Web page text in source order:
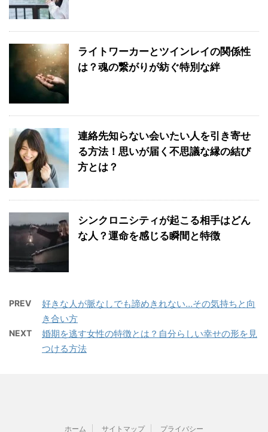
ライトワーカーとツインレイの関係性
は？魂の繋がりが紡ぐ特別な絆
連絡先知らない会いたい人を引き寄せ
る方法！思いが届く不思議な縁の結び
方とは？
シンクロニシティが起こる相手はどん
な人？運命を感じる瞬間と特徴
PREV
好きな人が脈なしでも諦めきれない…その気持ちと向
き合い方
NEXT
婚期を逃す女性の特徴とは？自分らしい幸せの形を見
つける方法
ホーム サイトマップ プライバシー